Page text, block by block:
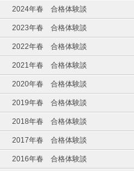
2024年春 合格体験談
2023年春 合格体験談
2022年春 合格体験談
2021年春 合格体験談
2020年春 合格体験談
2019年春 合格体験談
2018年春 合格体験談
2017年春 合格体験談
2016年春 合格体験談